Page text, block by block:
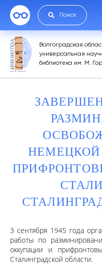
Поиск
Волгоградская
универсальная
библиотека им. М.
3 сентября 1945 года
работы по
оккупации и
Сталинградской области.